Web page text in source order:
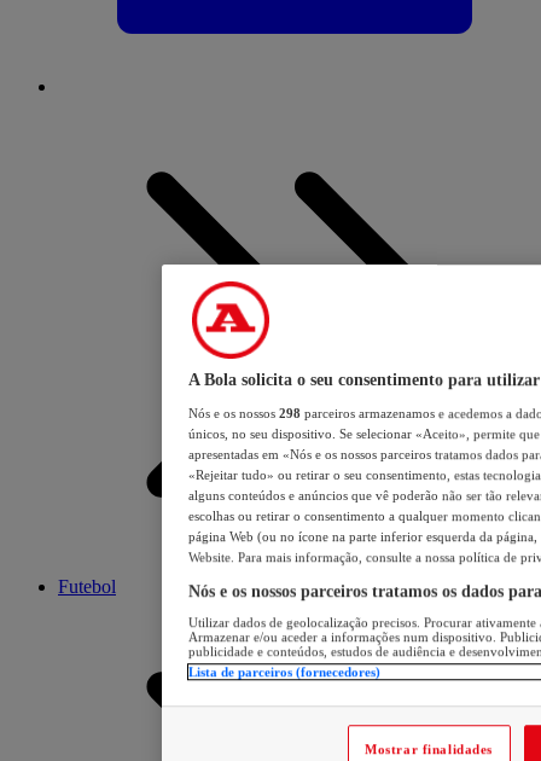
Futebol
A Bola solicita o seu consentimento para utilizar
Nós e os nossos 298 parceiros armazenamos e acedemos a
únicos, no seu dispositivo. Se selecionar «Aceito», permite
apresentadas em «Nós e os nossos parceiros tratamos dados
«Rejeitar tudo» ou retirar o seu consentimento, estas
alguns conteúdos e anúncios que vê poderão não ser tão
escolhas ou retirar o consentimento a qualquer momento
página Web (ou no ícone na parte inferior esquerda da página,
Website. Para mais informação, consulte a nossa política de
Nós e os nossos parceiros tratamos os dados
Utilizar dados de geolocalização precisos. Procurar
Armazenar e/ou aceder a informações num dispositivo.
publicidade e conteúdos, estudos de audiência e
Lista de parceiros (fornecedores)
Mostrar finalidades